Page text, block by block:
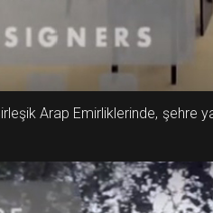
Arap Emirliklerinde,